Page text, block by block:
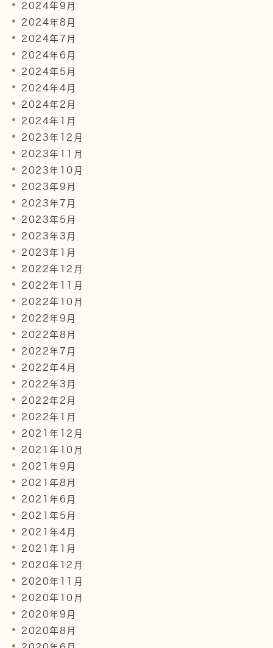
2024年9月
2024年8月
2024年7月
2024年6月
2024年5月
2024年4月
2024年2月
2024年1月
2023年12月
2023年11月
2023年10月
2023年9月
2023年7月
2023年5月
2023年3月
2023年1月
2022年12月
2022年11月
2022年10月
2022年9月
2022年8月
2022年7月
2022年4月
2022年3月
2022年2月
2022年1月
2021年12月
2021年10月
2021年9月
2021年8月
2021年6月
2021年5月
2021年4月
2021年1月
2020年12月
2020年11月
2020年10月
2020年9月
2020年8月